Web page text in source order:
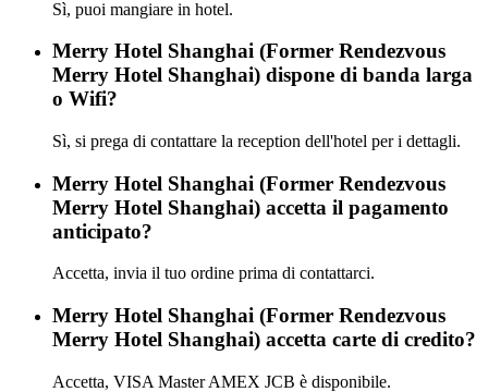
Sì, puoi mangiare in hotel.
Merry Hotel Shanghai (Former Rendezvous
Merry Hotel Shanghai) dispone di banda larga
o Wifi?
Sì, si prega di contattare la reception dell'hotel per i dettagli.
Merry Hotel Shanghai (Former Rendezvous
Merry Hotel Shanghai) accetta il pagamento
anticipato?
Accetta, invia il tuo ordine prima di contattarci.
Merry Hotel Shanghai (Former Rendezvous
Merry Hotel Shanghai) accetta carte di credito?
Accetta, VISA Master AMEX JCB è disponibile.